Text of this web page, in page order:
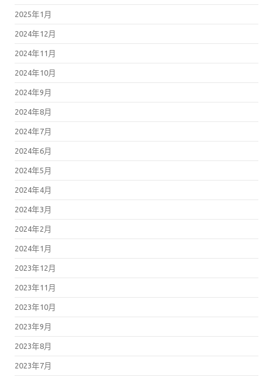
2025年1月
2024年12月
2024年11月
2024年10月
2024年9月
2024年8月
2024年7月
2024年6月
2024年5月
2024年4月
2024年3月
2024年2月
2024年1月
2023年12月
2023年11月
2023年10月
2023年9月
2023年8月
2023年7月